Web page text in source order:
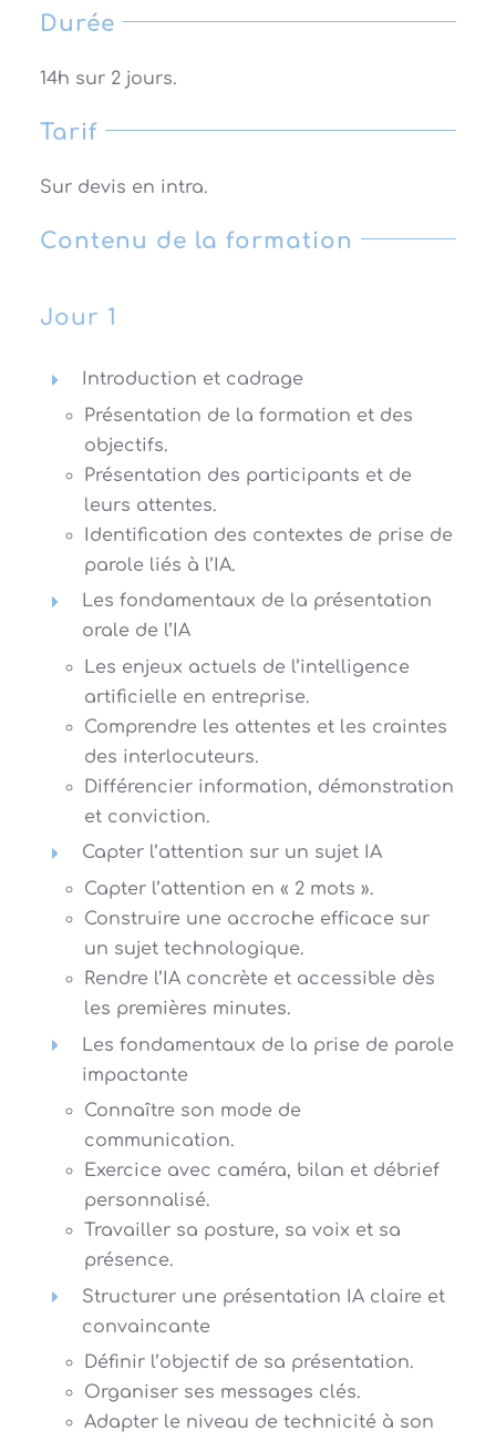
Durée
14h sur 2 jours.
Tarif
Sur devis en intra.
Contenu de la formation
Jour 1
Introduction et cadrage
Présentation de la formation et des
objectifs.
Présentation des participants et de
leurs attentes.
Identification des contextes de prise de
parole liés à l’IA.
Les fondamentaux de la présentation
orale de l’IA
Les enjeux actuels de l’intelligence
artificielle en entreprise.
Comprendre les attentes et les craintes
des interlocuteurs.
Différencier information, démonstration
et conviction.
Capter l’attention sur un sujet IA
Capter l’attention en « 2 mots ».
Construire une accroche efficace sur
un sujet technologique.
Rendre l’IA concrète et accessible dès
les premières minutes.
Les fondamentaux de la prise de parole
impactante
Connaître son mode de
communication.
Exercice avec caméra, bilan et débrief
personnalisé.
Travailler sa posture, sa voix et sa
présence.
Structurer une présentation IA claire et
convaincante
Définir l’objectif de sa présentation.
Organiser ses messages clés.
Adapter le niveau de technicité à son